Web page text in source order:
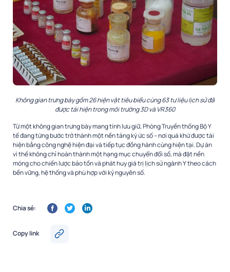
Không gian trưng bày gồm 26 hiện vật tiêu biểu cùng 63 tư liệu lịch sử đã
được tái hiện trong môi trường 3D và VR360
Từ một không gian trưng bày mang tính lưu giữ, Phòng Truyền thống Bộ Y
tế đang từng bước trở thành một nền tảng ký ức số – nơi quá khứ được tái
hiện bằng công nghệ hiện đại và tiếp tục đồng hành cùng hiện tại. Dự án
vì thế không chỉ hoàn thành một hạng mục chuyển đổi số, mà đặt nền
móng cho chiến lược bảo tồn và phát huy giá trị lịch sử ngành Y theo cách
bền vững, hệ thống và phù hợp với kỷ nguyên số.
Chia sẻ:
Copy link